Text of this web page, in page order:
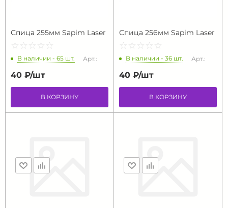
Спица 255мм Sapim Laser
☆ ☆ ☆ ☆ ☆
★ ★ ★ ★ ★
В наличии - 65 шт. Арт.:
40 ₽/шт
В КОРЗИНУ
Спица 256мм Sapim Laser
☆ ☆ ☆ ☆ ☆
★ ★ ★ ★ ★
В наличии - 36 шт. Арт.:
40 ₽/шт
В КОРЗИНУ